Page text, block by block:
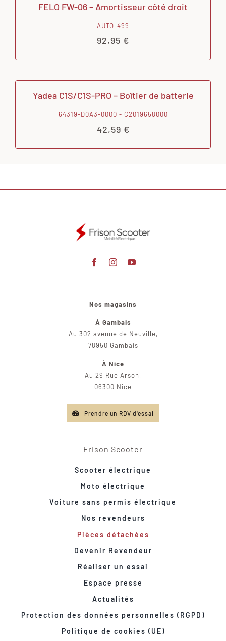
FELO FW-06 – Amortisseur côté droit
AUTO-499
92,95 €
Yadea C1S/C1S-PRO – Boîtier de batterie
64319-D0A3-0000 - C2019658000
42,59 €
Nos magasins
À Gambais
Au 302 avenue de Neuville,
78950 Gambais
À Nice
Au 29 Rue Arson,
06300 Nice
Prendre un RDV d'essai
Frison Scooter
Scooter électrique
Moto électrique
Voiture sans permis électrique
Nos revendeurs
Pièces détachées
Devenir Revendeur
Réaliser un essai
Espace presse
Actualités
Protection des données personnelles (RGPD)
Politique de cookies (UE)